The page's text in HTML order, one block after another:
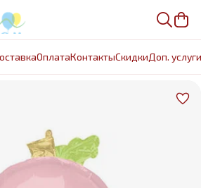
ОплатаКонтактыCкидкиДоп. услуги